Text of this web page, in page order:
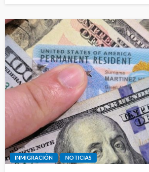
INMIGRACIÓN NOTICIAS